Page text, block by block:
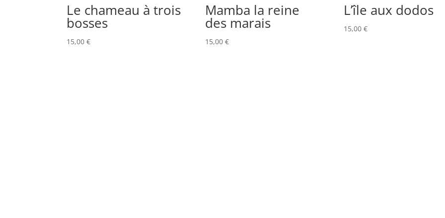
Le chameau à trois
bosses
15,00€
Mamba la reine
des marais
15,00€
L’île aux dodos
15,00€